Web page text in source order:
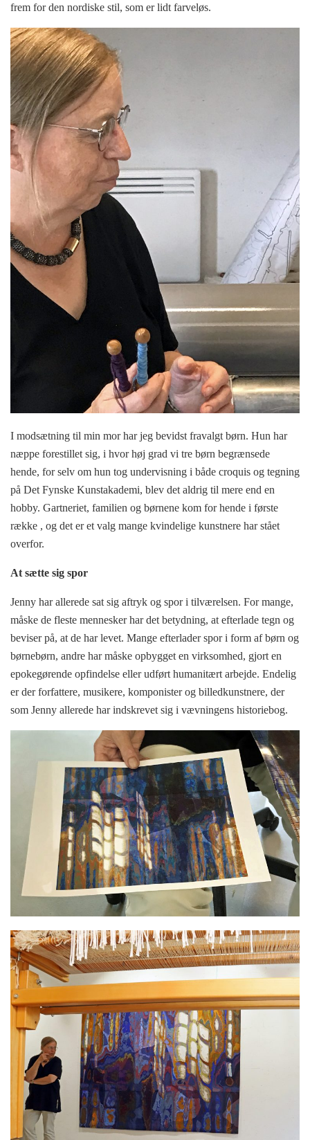
frem for den nordiske stil, som er lidt farveløs.
I modsætning til min mor har jeg bevidst fravalgt børn. Hun har
næppe forestillet sig, i hvor høj grad vi tre børn begrænsede
hende, for selv om hun tog undervisning i både croquis og tegning
på Det Fynske Kunstakademi, blev det aldrig til mere end en
hobby. Gartneriet, familien og børnene kom for hende i første
række , og det er et valg mange kvindelige kunstnere har stået
overfor.
At sætte sig spor
Jenny har allerede sat sig aftryk og spor i tilværelsen. For mange,
måske de fleste mennesker har det betydning, at efterlade tegn og
beviser på, at de har levet. Mange efterlader spor i form af børn og
børnebørn, andre har måske opbygget en virksomhed, gjort en
epokegørende opfindelse eller udført humanitært arbejde. Endelig
er der forfattere, musikere, komponister og billedkunstnere, der
som Jenny allerede har indskrevet sig i vævningens historiebog.